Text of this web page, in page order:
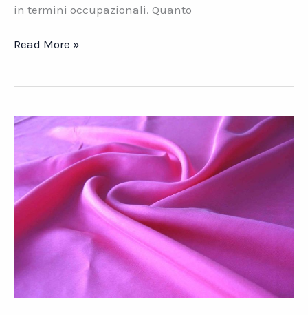
in termini occupazionali. Quanto
Canton
nuove
opportunità
Read More »